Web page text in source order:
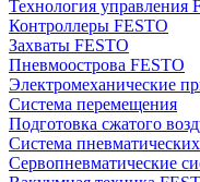
Технология управления
Контроллеры FESTO
Захваты FESTO
Пневмоострова FESTO
Электромеханические
Система перемещения
Подготовка сжатого
Система
Сервопневматические